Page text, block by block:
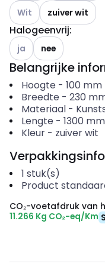
Andere varianten
Wit zuiver wit
Halogeenvrij:
Andere varianten
ja nee
Belangrijke
Hoogte - 100 mm
Breedte - 230
Materiaal-
Lengte - 1300 mm
Kleur- zuiver wit
Verpakkingsinfo
1 stuk(s)
Product
CO₂-voetafdruk van
11.266 Kg CO₂-eq/Km